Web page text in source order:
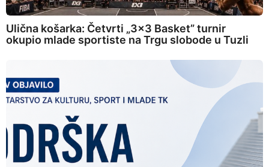
Ulična košarka: Četvrti „3×3 Basket” turnir
okupio mlade sportiste na Trgu slobode u Tuzli